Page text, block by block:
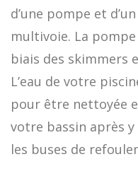
d’une pompe et
multivoie. La
biais des skimmers
L’eau de votre
pour être nettoyée
votre bassin après
les buses de